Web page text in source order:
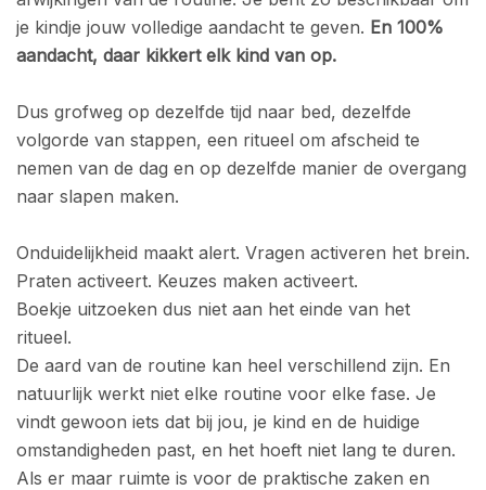
je kindje jouw volledige aandacht te geven. En 100%
aandacht, daar kikkert elk kind van op.
Dus grofweg op dezelfde tijd naar bed, dezelfde
volgorde van stappen, een ritueel om afscheid te
nemen van de dag en op dezelfde manier de overgang
naar slapen maken.
Onduidelijkheid maakt alert. Vragen activeren het brein.
Praten activeert. Keuzes maken activeert.
Boekje uitzoeken dus niet aan het einde van het
ritueel.
De aard van de routine kan heel verschillend zijn. En
natuurlijk werkt niet elke routine voor elke fase. Je
vindt gewoon iets dat bij jou, je kind en de huidige
omstandigheden past, en het hoeft niet lang te duren.
Als er maar ruimte is voor de praktische zaken en